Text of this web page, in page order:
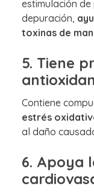
estimulación
depuración,
toxinas de
5. Tiene
Contiene
estrés
al daño
6. Apoya